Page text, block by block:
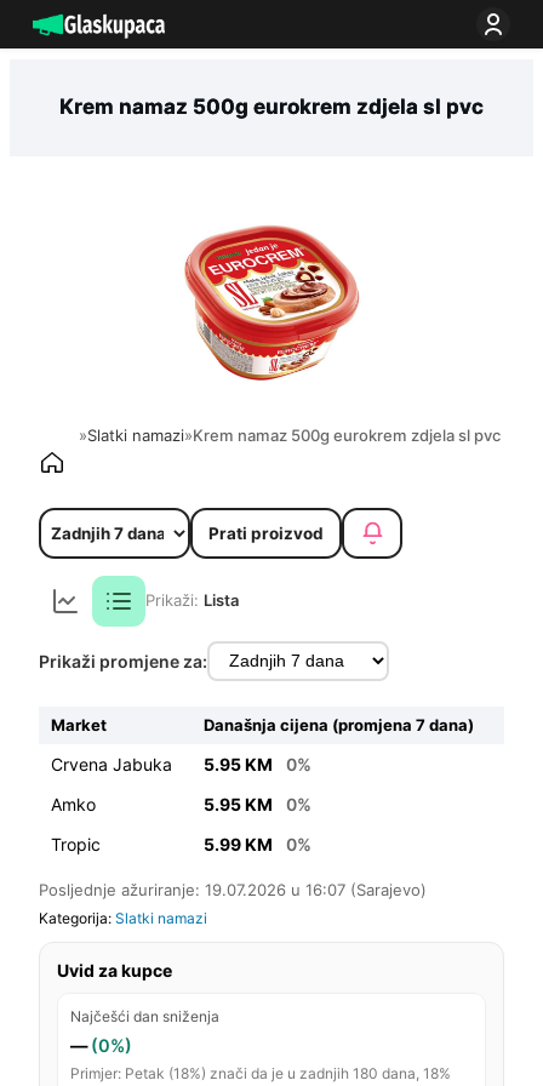
na
Krem namaz 500g eurokrem zdjela sl pvc
»Slatki namazi»Krem namaz 500g eurokrem zdjela sl pvc
Prati proizvod
Prikaži: Lista
Prikaži promjene za:
Market Današnja cijena (promjena 7 dana)
Crvena Jabuka 5.95 KM
0%
Amko
5.95 KM
0%
Tropic
5.99 KM 0%
Posljednje ažuriranje: 19.07.2026 u 16:07 (Sarajevo)
Kategorija: Slatki namazi
Uvid za kupce
Najčešći dan sniženja
—(0%)
Primjer: Petak (18%) znači da je u zadnjih 180 dana, 18%